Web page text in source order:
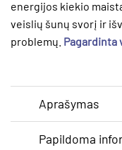
energijos kiekio
veislių šunų svorį ir
problemų. Pagardinta
Aprašymas
Papildoma